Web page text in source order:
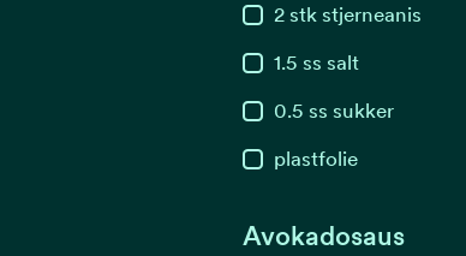
2 stk stjerneanis
1.5 ss salt
0.5 ss sukker
plastfolie
Avokadosaus